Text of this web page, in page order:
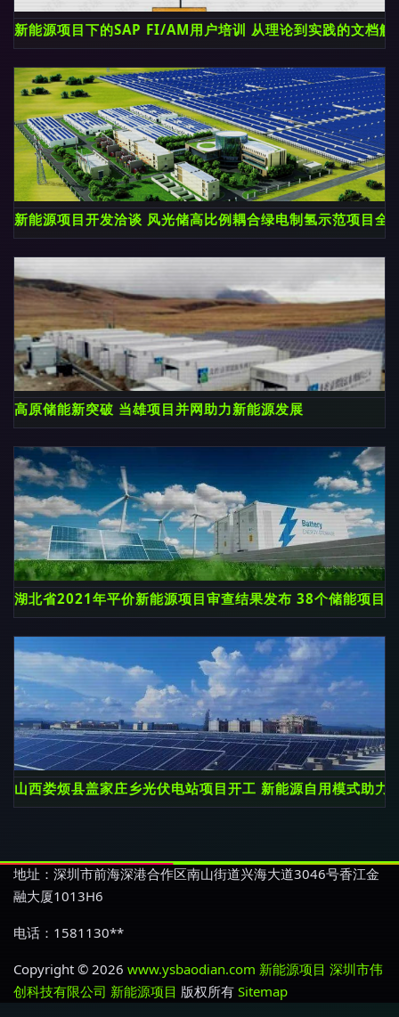
新能源项目下的SAP FI/AM用户培训 从理论到实践的文档解
新能源项目开发洽谈 风光储高比例耦合绿电制氢示范项目全
高原储能新突破 当雄项目并网助力新能源发展
湖北省2021年平价新能源项目审查结果发布 38个储能项目
山西娄烦县盖家庄乡光伏电站项目开工 新能源自用模式助力
地址：深圳市前海深港合作区南山街道兴海大道3046号香江金
融大厦1013H6
电话：1581130**
Copyright © 2026 www.ysbaodian.com 新能源项目 深圳市伟
创科技有限公司 新能源项目 版权所有 Sitemap